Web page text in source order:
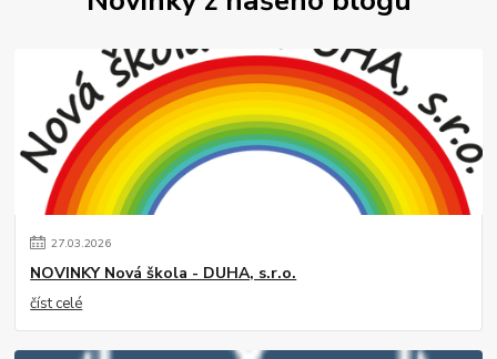
27.03.2026
NOVINKY Nová škola - DUHA, s.r.o.
číst celé